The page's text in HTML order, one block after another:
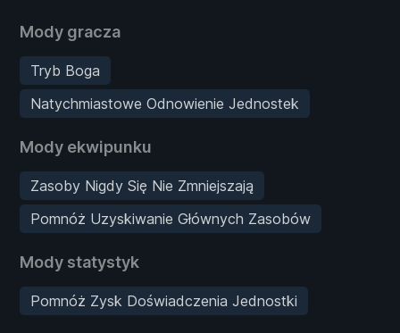
Mody gracza
Tryb Boga
Natychmiastowe Odnowienie Jednostek
Mody ekwipunku
Zasoby Nigdy Się Nie Zmniejszają
Pomnóż Uzyskiwanie Głównych Zasobów
Mody statystyk
Pomnóż Zysk Doświadczenia Jednostki